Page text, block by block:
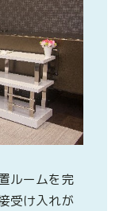
ルームを完
受け入れが